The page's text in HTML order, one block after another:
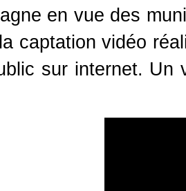
en vue des
captation vidéo
sur internet. Un